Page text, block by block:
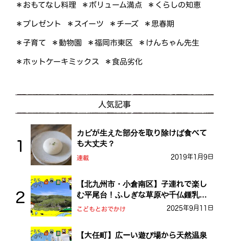
＊おもてなし料理 ＊ボリューム満点 ＊くらしの知恵
＊プレゼント ＊スイーツ ＊チーズ ＊思春期
＊子育て ＊動物園 ＊福岡市東区 ＊けんちゃん先生
＊ホットケーキミックス ＊食品劣化
人気記事
カビが生えた部分を取り除けば食べて
も大丈夫？
連載 2019年1月9日
【北九州市・小倉南区】子連れで楽し
む平尾台！ふしぎな草原や千仏鍾乳洞
を探検しよう！
こどもとおでかけ 2025年9月11日
【大任町】広ーい遊び場から天然温泉